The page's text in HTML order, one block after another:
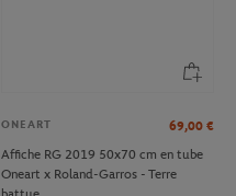
ONEART 69,00 €
Affiche RG 2019 50x70 cm en tube
Oneart x Roland-Garros - Terre